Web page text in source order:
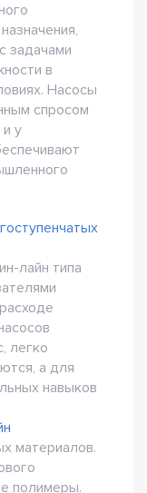
задачами
в
Насосы
спросом
у
лайн типа
легко
а для
навыков
материалов.
полимеры.